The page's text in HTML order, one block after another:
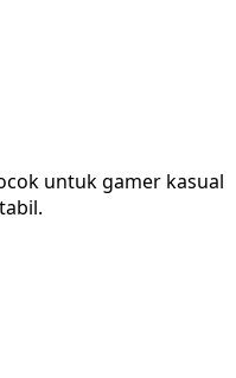
untuk gamer kasual